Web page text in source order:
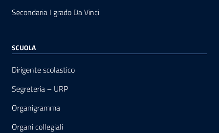
Secondaria I grado Da Vinci
SCUOLA
Dirigente scolastico
Segreteria – URP
Organigramma
Organi collegiali